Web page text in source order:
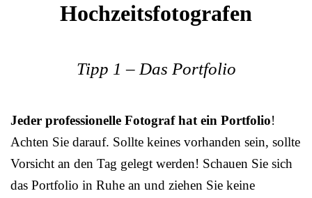
Hochzeitsfotografen
Tipp 1 – Das Portfolio
Jeder professionelle Fotograf hat ein Portfolio!
Achten Sie darauf. Sollte keines vorhanden sein, sollte
Vorsicht an den Tag gelegt werden! Schauen Sie sich
das Portfolio in Ruhe an und ziehen Sie keine